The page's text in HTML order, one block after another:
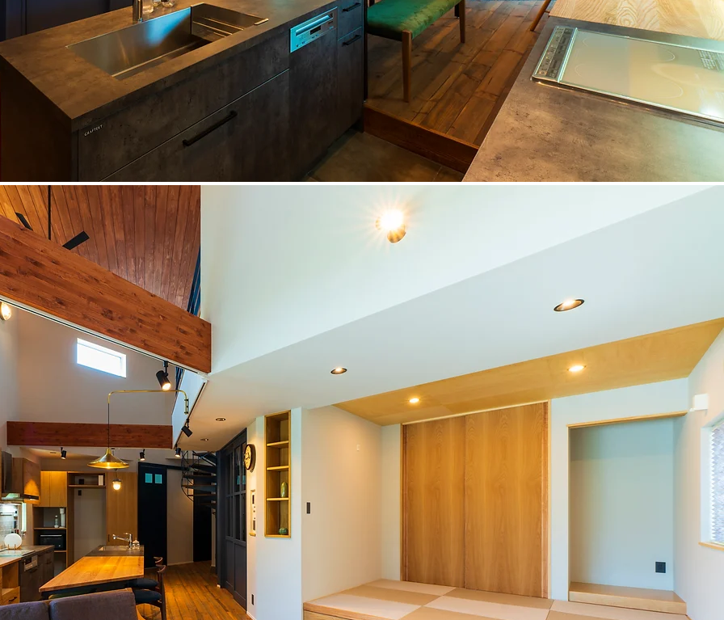
< Back to Projects